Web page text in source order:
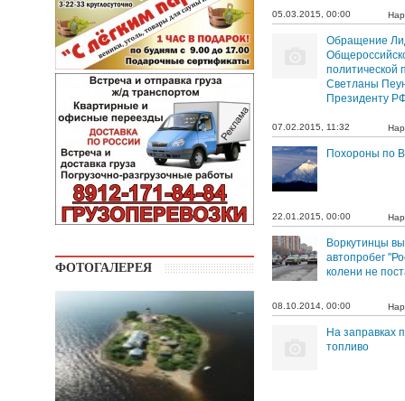
ФОТОГАЛЕРЕЯ
05.03.2015, 00:00
Обращение
Светланы
Президенту
07.02.2015, 11:32
Похороны по
22.01.2015, 00:00
Воркутинцы
автопробег
колени не
08.10.2014, 00:00
На заправках
топливо